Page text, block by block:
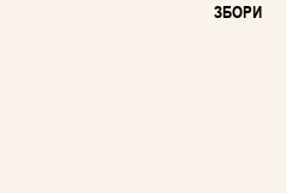
ЗБОРИ